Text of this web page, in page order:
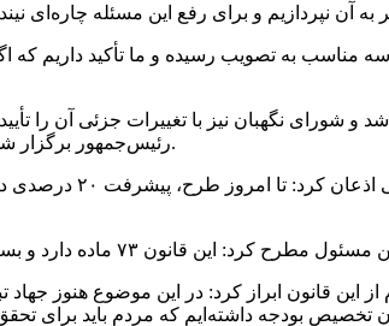
به تصویب رسیده و ما تأکید داریم که
رئیس‌جمهور برگزار شد، همه این‌ها روزی برای ما آرزو بود و امروز با یک سرعت خوب در کشور اتفاق افتاده است.
دبیر اول
این قانون ابراز کرد: در این موضوع هنوز